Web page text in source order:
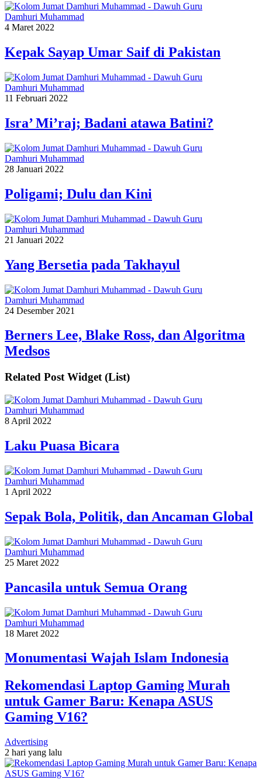
Damhuri Muhammad
4 Maret 2022
Kepak Sayap Umar Saif di Pakistan
Damhuri Muhammad
11 Februari 2022
Isra’ Mi’raj; Badani atawa Batini?
Damhuri Muhammad
28 Januari 2022
Poligami; Dulu dan Kini
Damhuri Muhammad
21 Januari 2022
Yang Bersetia pada Takhayul
Damhuri Muhammad
24 Desember 2021
Berners Lee, Blake Ross, dan Algoritma
Medsos
Related Post Widget (List)
Damhuri Muhammad
8 April 2022
Laku Puasa Bicara
Damhuri Muhammad
1 April 2022
Sepak Bola, Politik, dan Ancaman Global
Damhuri Muhammad
25 Maret 2022
Pancasila untuk Semua Orang
Damhuri Muhammad
18 Maret 2022
Monumentasi Wajah Islam Indonesia
Rekomendasi Laptop Gaming Murah
untuk Gamer Baru: Kenapa ASUS
Gaming V16?
Advertising
2 hari yang lalu